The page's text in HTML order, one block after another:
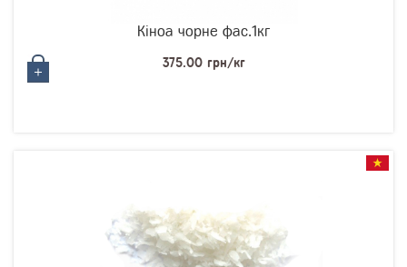
Кіноа чорне фас.1кг
375.00 грн/кг